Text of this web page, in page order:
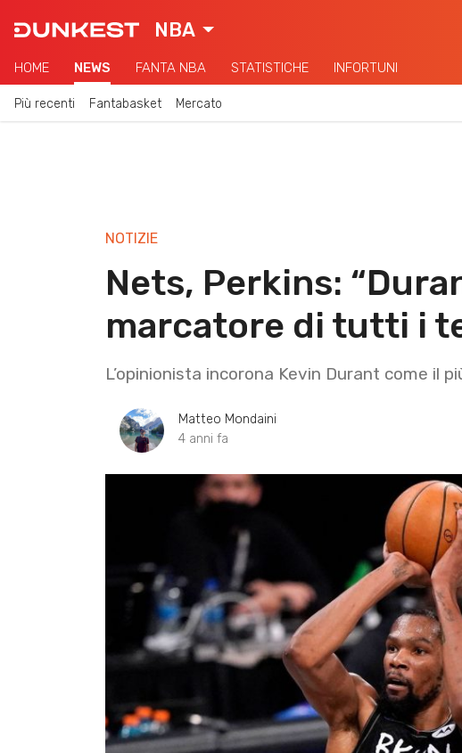
NBA
HOME NEWS FANTA NBA STATISTICHE INFORTUNI
Più recenti Fantabasket Mercato
NOTIZIE
Nets, Perkins:
marcatore di tutti i
L’opinionista incorona Kevin Durant come il
Matteo Mondaini
4 anni fa